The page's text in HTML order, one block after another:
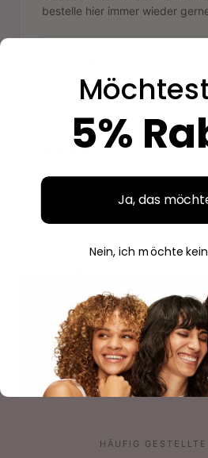
bestelle hier immer wieder
Schöne Erfahrung
Übersichtliche Website,
ansprechende Verpackung.
Verifizierter Kauf
HÄUFIG GESTELLTE
5%
Ja, das
Nein, ich möchte